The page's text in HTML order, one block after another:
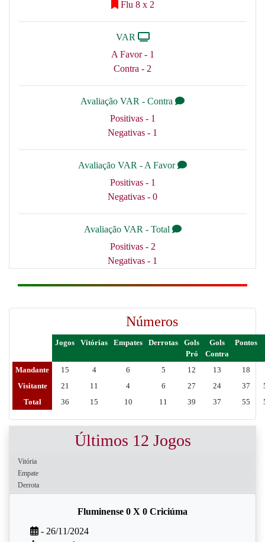
Flu 8 x 2
VAR
A Favor - 1
Contra - 2
Avaliação VAR - Contra
Positivas - 1
Negativas - 1
Avaliação VAR - A Favor
Positivas - 1
Negativas - 0
Avaliação VAR - Total
Positivas - 2
Negativas - 1
Números
Jogos Vitórias Empates Derrotas
Gols
Pró
Gols
Contra
Pontos
Mandante 15 4 6 5 12 13
18
Visitante
21 11 4 6 27 24 37
Total
36 15 10 11 39 37 55
Últimos 12 Jogos
Vitória
Empate
Derrota
Fluminense 0 X 0 Criciúma
- 26/11/2024